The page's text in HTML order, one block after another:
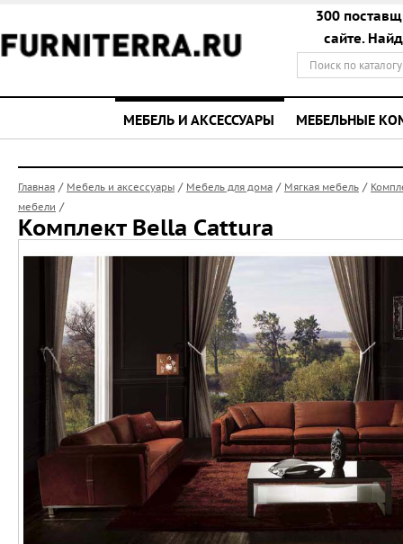
300
сайте.
МЕБЕЛЬ И АКСЕССУАРЫ МЕБЕЛЬНЫЕ
Главная / Мебель и аксессуары / Мебель для дома / Мягкая мебель /
мебели /
Комплект Bella Cattura